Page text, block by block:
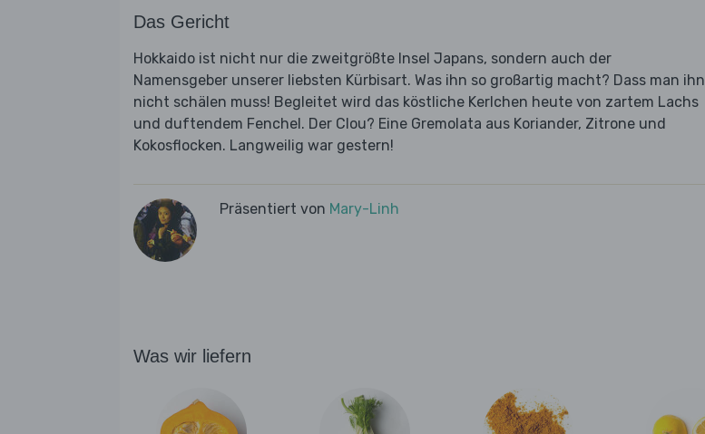
Das Gericht
Hokkaido ist nicht nur die zweitgrößte Insel Japans, sondern auch der
Namensgeber unserer liebsten Kürbisart. Was ihn so großartig macht? Dass man ihn
nicht schälen muss! Begleitet wird das köstliche Kerlchen heute von zartem Lachs
und duftendem Fenchel. Der Clou? Eine Gremolata aus Koriander, Zitrone und
Kokosflocken. Langweilig war gestern!
Präsentiert von Mary-Linh
Was wir liefern